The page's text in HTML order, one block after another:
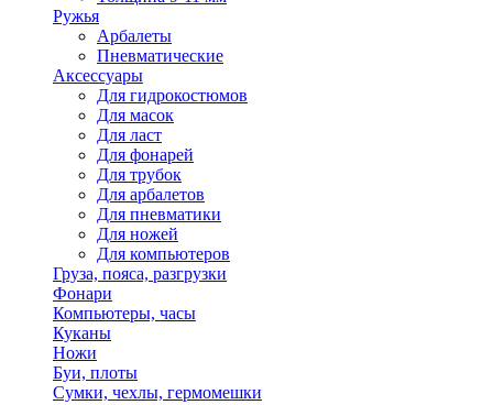
Ружья
Арбалеты
Пневматические
Аксессуары
Для гидрокостюмов
Для масок
Для ласт
Для фонарей
Для трубок
Для арбалетов
Для пневматики
Для ножей
Для компьютеров
Груза, пояса, разгрузки
Фонари
Компьютеры, часы
Куканы
Ножи
Буи, плоты
Сумки, чехлы, гермомешки